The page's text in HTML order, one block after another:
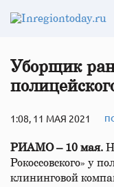
Уборщик
1:08, 11 МАЯ 2021
РИАМО – 10 мая.
Рокоссовского» у
клининговой